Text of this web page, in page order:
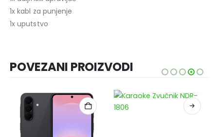
1x kabl za punjenje
1x uputstvo
POVEZANI PROIZVODI